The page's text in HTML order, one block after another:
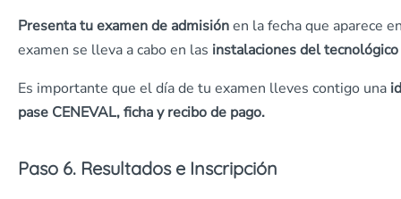
Presenta tu examen de admisiónen la fecha que aparece
examen se lleva a cabo en las instalaciones del
Es importante que el día de tu examen lleves contigo una
pase CENEVAL, ficha y recibo de pago.
Paso 6. Resultados e Inscripción